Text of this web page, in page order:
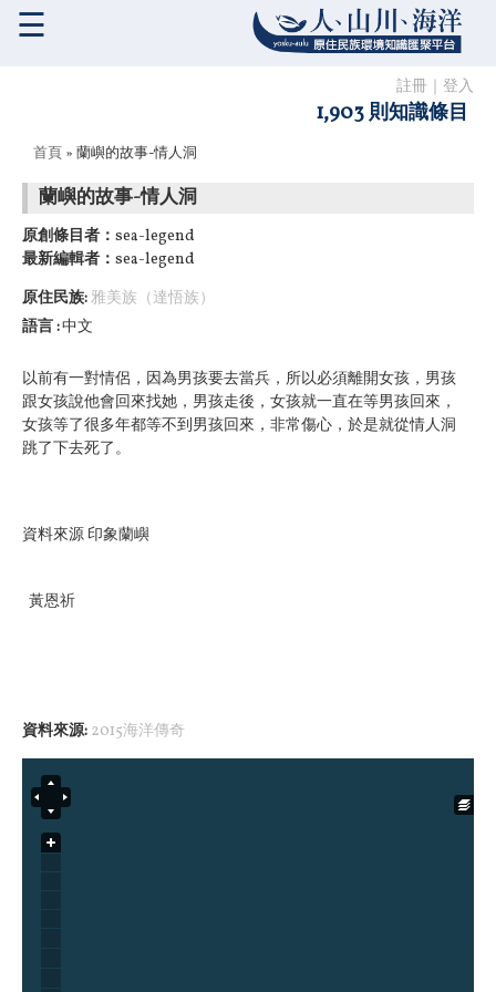
註冊 登入
1,903 則知識條目
☰
您在這裡
首頁 » 蘭嶼的故事-情人洞
蘭嶼的故事-情人洞
原創條目者： sea-legend
最新編輯者： sea-legend
原住民族:雅美族（達悟族）
語言 中文
以前有一對情侶，因為男孩要去當兵，所以必須離開女孩，男孩
跟女孩說他會回來找她，男孩走後，女孩就一直在等男孩回來，
女孩等了很多年都等不到男孩回來，非常傷心，於是就從情人洞
跳了下去死了。
資料來源 印象蘭嶼
黃恩祈
資料來源: 2015海洋傳奇